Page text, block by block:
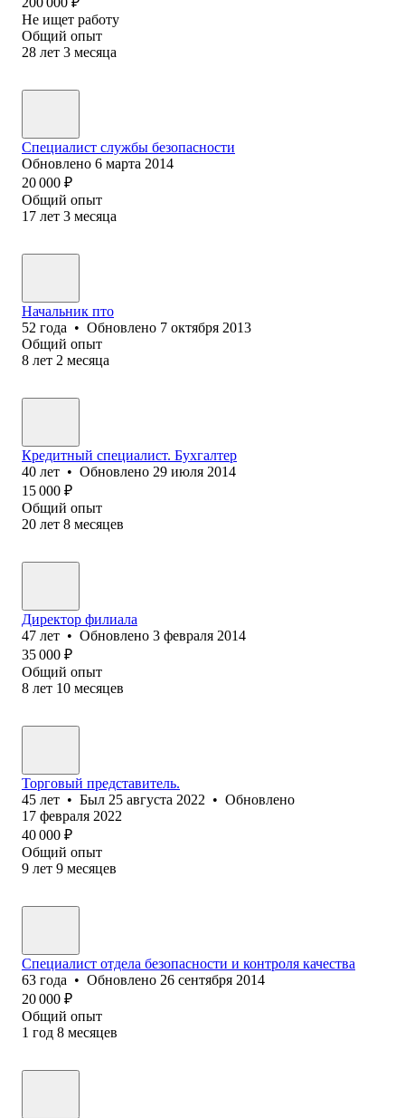
Не ищет работу
Общий опыт
28 лет 3 месяца
Специалист службы безопасности
Обновлено 6 марта 2014
20 000 ₽
Общий опыт
17 лет 3 месяца
Начальник пто
52 года • Обновлено 7 октября 2013
Общий опыт
8 лет 2 месяца
Кредитный специалист. Бухгалтер
40 лет • Обновлено 29 июля 2014
15 000 ₽
Общий опыт
20 лет 8 месяцев
Директор филиала
47 лет • Обновлено 3 февраля 2014
35 000 ₽
Общий опыт
8 лет 10 месяцев
Торговый представитель.
45 лет • Был 25 августа 2022 • Обновлено
17 февраля 2022
40 000 ₽
Общий опыт
9 лет 9 месяцев
Специалист отдела безопасности и контроля качества
63 года • Обновлено 26 сентября 2014
20 000 ₽
Общий опыт
1 год 8 месяцев